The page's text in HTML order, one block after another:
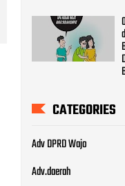
CATEGORIES
Adv DPRD Wajo
Agama